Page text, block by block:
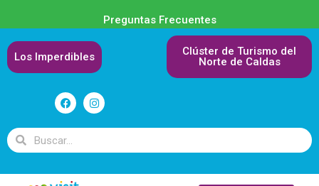
Preguntas Frecuentes
Los Imperdibles
Clúster de Turismo del
Norte de Caldas